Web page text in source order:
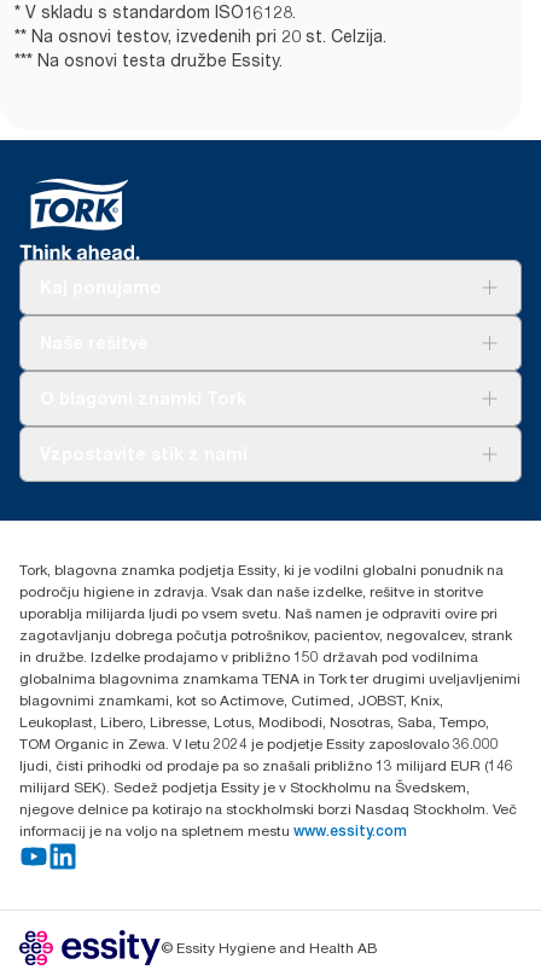
* V skladu s standardom ISO16128.
** Na osnovi testov, izvedenih pri 20 st. Celzija.
*** Na osnovi testa družbe Essity.
Essity Hungary Kft. Professional Hygiene
Budakeszi út 51.
Tork, blagovna znamka podjetja Essity, ki je vodilni globalni ponudnik na
področju higiene in zdravja. Vsak dan naše izdelke, rešitve in storitve
uporablja milijarda ljudi po vsem svetu. Naš namen je odpraviti ovire pri
zagotavljanju dobrega počutja potrošnikov, pacientov, negovalcev, strank
in družbe. Izdelke prodajamo v približno 150 državah pod vodilnima
globalnima blagovnima znamkama TENA in Tork ter drugimi uveljavljenimi
blagovnimi znamkami, kot so Actimove, Cutimed, JOBST, Knix,
Leukoplast, Libero, Libresse, Lotus, Modibodi, Nosotras, Saba, Tempo,
TOM Organic in Zewa. V letu 2024 je podjetje Essity zaposlovalo 36.000
ljudi, čisti prihodki od prodaje pa so znašali približno 13 milijard EUR (146
milijard SEK). Sedež podjetja Essity je v Stockholmu na Švedskem,
njegove delnice pa kotirajo na stockholmski borzi Nasdaq Stockholm. Več
informacij je na voljo na spletnem mestu www.essity.com
© Essity Hygiene and Health AB